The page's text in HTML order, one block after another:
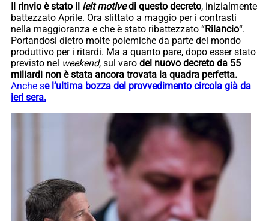
Il rinvio è stato il leit motivedi questo decreto, inizialmente
battezzato Aprile. Ora slittato a maggio per i contrasti
nella maggioranza e che è stato ribattezzato “Rilancio“.
Portandosi dietro molte polemiche da parte del mondo
produttivo per i ritardi. Ma a quanto pare, dopo esser stato
previsto nel weekend, sul varo del nuovo decreto da 55
miliardi non è stata ancora trovata la quadra perfetta.
Anche se l’ultima bozza del provvedimento circola già da
ieri sera.